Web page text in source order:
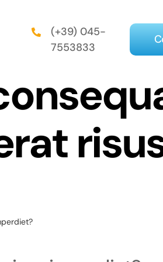
(+39) 045-
7553833